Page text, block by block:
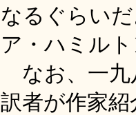
なるぐらい
ア・ハミル
なお、一九
訳者が作家